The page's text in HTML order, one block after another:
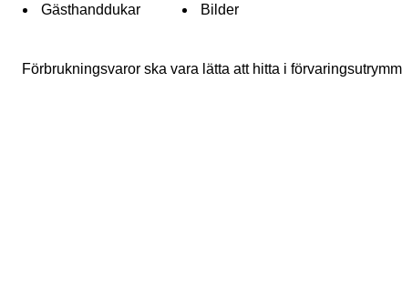
Gästhanddukar
Bilder
Förbrukningsvaror ska vara lätta att hitta i